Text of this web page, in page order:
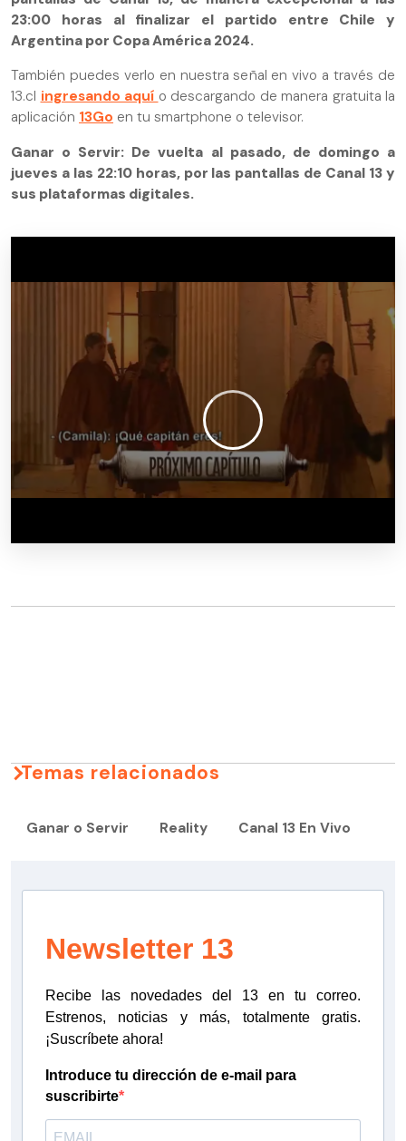
23:00 horas al finalizar el partido entre Chile y
Argentina por Copa América 2024.
También puedes verlo en nuestra señal en vivo a través de
13.cl ingresando aquí o descargando de manera gratuita la
aplicación 13Go en tu smartphone o televisor.
Ganar o Servir: De vuelta al pasado, de domingo a
jueves a las 22:10 horas, por las pantallas de Canal 13 y
sus plataformas digitales.
Temas relacionados
Ganar o Servir Reality Canal 13 En Vivo
Newsletter 13
Recibe las novedades del 13 en tu correo.
Estrenos, noticias y más, totalmente gratis.
¡Suscríbete ahora!
Introduce tu dirección de e-mail para
suscribirte